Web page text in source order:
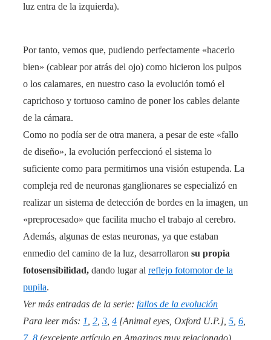
luz entra de la izquierda).
Por tanto, vemos que, pudiendo perfectamente «hacerlo
bien» (cablear por atrás del ojo) como hicieron los pulpos
o los calamares, en nuestro caso la evolución tomó el
caprichoso y tortuoso camino de poner los cables delante
de la cámara.
Como no podía ser de otra manera, a pesar de este «fallo
de diseño», la evolución perfeccionó el sistema lo
suficiente como para permitirnos una visión estupenda. La
compleja red de neuronas ganglionares se especializó en
realizar un sistema de detección de bordes en la imagen, un
«preprocesado» que facilita mucho el trabajo al cerebro.
Además, algunas de estas neuronas, ya que estaban
enmedio del camino de la luz, desarrollaron su propia
fotosensibilidad, dando lugar al reflejo fotomotor de la
pupila.
Ver más entradas de la serie: fallos de la evolución
Para leer más: 1 2 3 4 [Animal eyes, Oxford U.P.], 5 6
7, 8 (excelente artículo en Amazings muy relacionado)